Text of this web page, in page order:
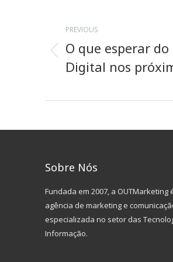
navigation
PREVIOUS
Previous
post:
O que esperar
Digital nos
Sobre Nós
Fundada em 2007, a OUTMarketing
agência de marketing e
especializada no setor das
Informação.